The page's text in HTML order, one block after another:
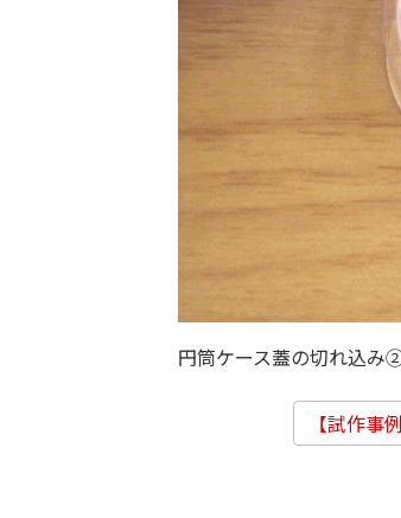
円筒ケース蓋の切れ込み
【試作事